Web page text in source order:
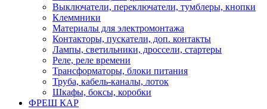
Выключатели, переключатели, тумблеры, кнопки
Клеммники
Материалы для электромонтажа
Контакторы, пускатели, доп. контакты
Лампы, светильники, дроссели, стартеры
Реле, реле времени
Трансформаторы, блоки питания
Труба, кабель-каналы, лоток
Шкафы, боксы, коробки
ФРЕШ КАР